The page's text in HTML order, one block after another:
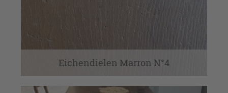
Eichendielen Marron N°4